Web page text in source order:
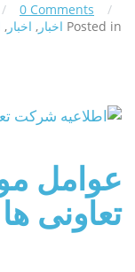
/ 0 Comments
/
Posted in اخبار , اخبار ,
عوامل
تعاونی‌ ها